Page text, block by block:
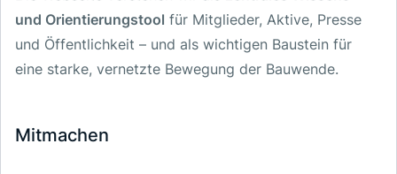
und Orientierungstool für Mitglieder, Aktive, Presse
und Öffentlichkeit – und als wichtigen Baustein für
eine starke, vernetzte Bewegung der Bauwende.
Mitmachen